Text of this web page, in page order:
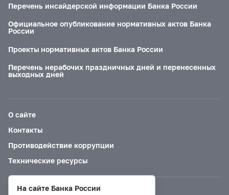
Перечень инсайдерской информации Банка России
Официальное опубликование нормативных актов Банка
России
Проекты нормативных актов Банка России
Перечень нерабочих праздничных дней и перенесенных
выходных дней
О сайте
Контакты
Противодействие коррупции
Технические ресурсы
На сайте Банка России